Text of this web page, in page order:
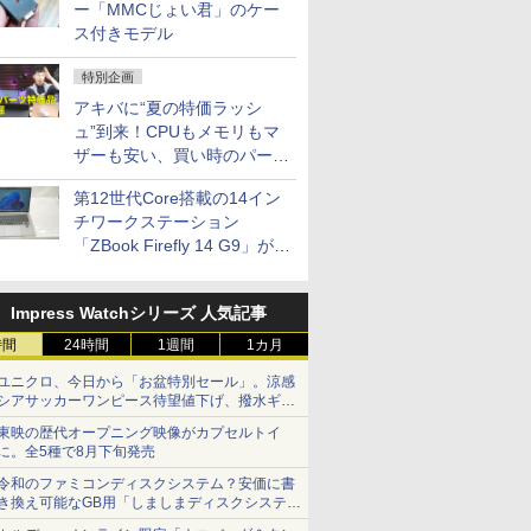
ー「MMCじょい君」のケー
ス付きモデル
特別企画
アキバに“夏の特価ラッシ
ュ”到来！CPUもメモリもマ
ザーも安い、買い時のパーツ
は？【8月7日(金)22時配信】
第12世代Core搭載の14イン
チワークステーション
「ZBook Firefly 14 G9」が
セール
Impress Watchシリーズ 人気記事
24時間 1週間 1カ月
ニクロ、今日から「お盆特別セール」。涼感
アサッカーワンピース待望値下げ、撥水ギア
ョーツは1990円に
映の歴代オープニング映像がカプセルトイ
。全5種で8月下旬発売
和のファミコンディスクシステム？安価に書
換え可能なGB用「しましまディスクシステ
」